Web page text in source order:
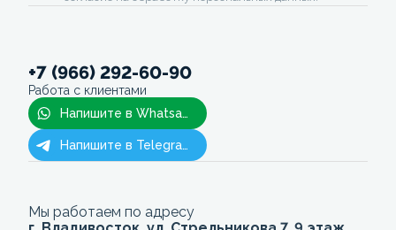
+7 (966) 292-60-90
Работа с клиентами
Напишите в Whatsapp
Напишите в Telegram
Мы работаем по адресу